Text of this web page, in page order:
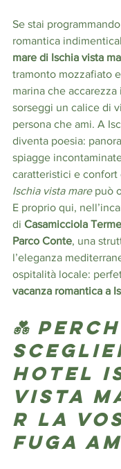
Se stai
romantica
mare di Ischia vista
tramonto mozzafiato
marina che
sorseggi un calice di
persona che ami. A
diventa poesia:
spiagge
caratteristici e confort
Ischia vista mare può
E proprio qui,
di Casamicciola Terme
Parco Conte, una
l’eleganza
ospitalità locale:
vacanza romantica a
💑
hotel
vista
r la
fuga